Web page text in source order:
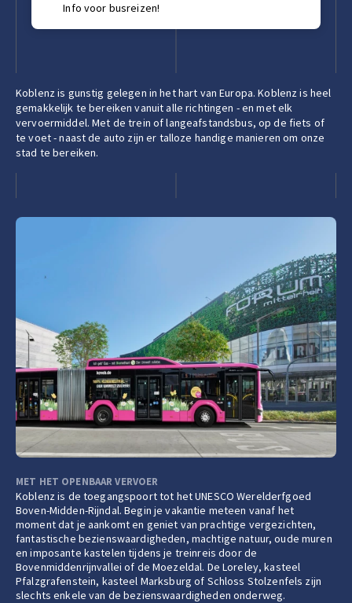
Info voor busreizen!
Koblenz is gunstig gelegen in het hart van Europa. Koblenz is heel
gemakkelijk te bereiken vanuit alle richtingen - en met elk
vervoermiddel. Met de trein of langeafstandsbus, op de fiets of
te voet - naast de auto zijn er talloze handige manieren om onze
stad te bereiken.
MET HET OPENBAAR VERVOER
Koblenz is de toegangspoort tot het UNESCO Werelderfgoed
Boven-Midden-Rijndal. Begin je vakantie meteen vanaf het
moment dat je aankomt en geniet van prachtige vergezichten,
fantastische bezienswaardigheden, machtige natuur, oude muren
en imposante kastelen tijdens je treinreis door de
Bovenmiddenrijnvallei of de Moezeldal. De Loreley, kasteel
Pfalzgrafenstein, kasteel Marksburg of Schloss Stolzenfels zijn
slechts enkele van de bezienswaardigheden onderweg.